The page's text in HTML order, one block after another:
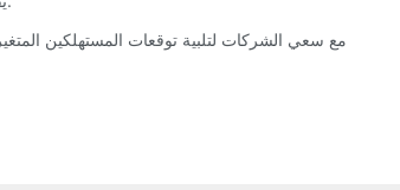
مع سعي الشركات لتلبية توقعات المستهلكين